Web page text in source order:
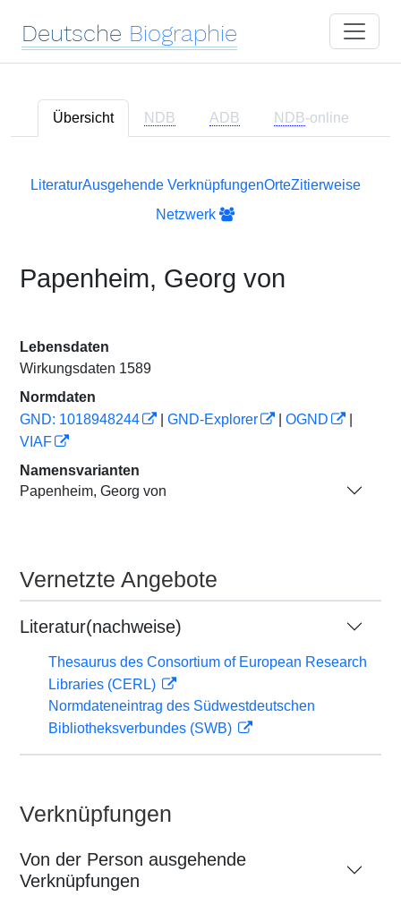
Deutsche Biographie
Übersicht NDB ADB NDB-online
LiteraturAusgehende VerknüpfungenOrteZitierweise
Netzwerk
Papenheim, Georg von
Lebensdaten
Wirkungsdaten 1589
Normdaten
GND: 1018948244
GND-Explorer OGND
VIAF
Namensvarianten
Papenheim, Georg von
Vernetzte Angebote
Literatur(nachweise)
Thesaurus des Consortium of European Research
Libraries (CERL)
Normdateneintrag des Südwestdeutschen
Bibliotheksverbundes (SWB)
Verknüpfungen
Von der Person ausgehende
Verknüpfungen